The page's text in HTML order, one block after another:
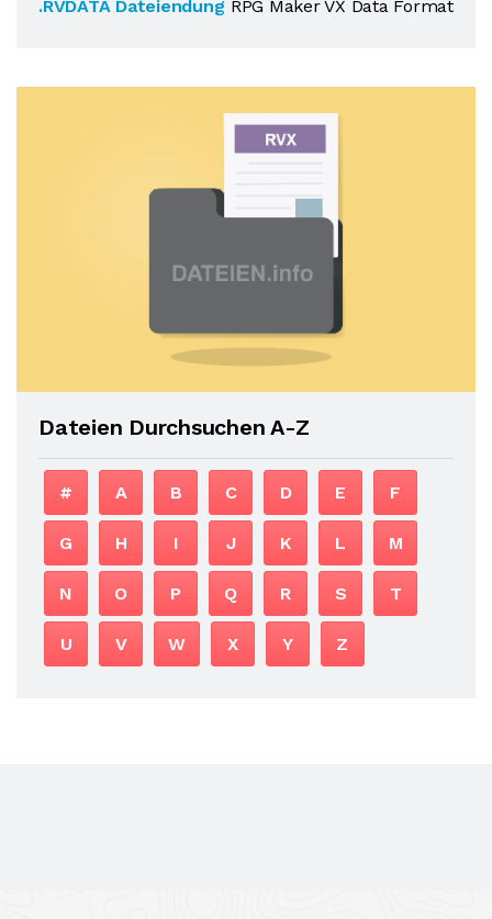
.RVDATA Dateiendung RPG Maker VX Data Format
Dateien Durchsuchen A-Z
# A B C D E F
G H I J K L M
N O P Q R S T
U V W X Y Z